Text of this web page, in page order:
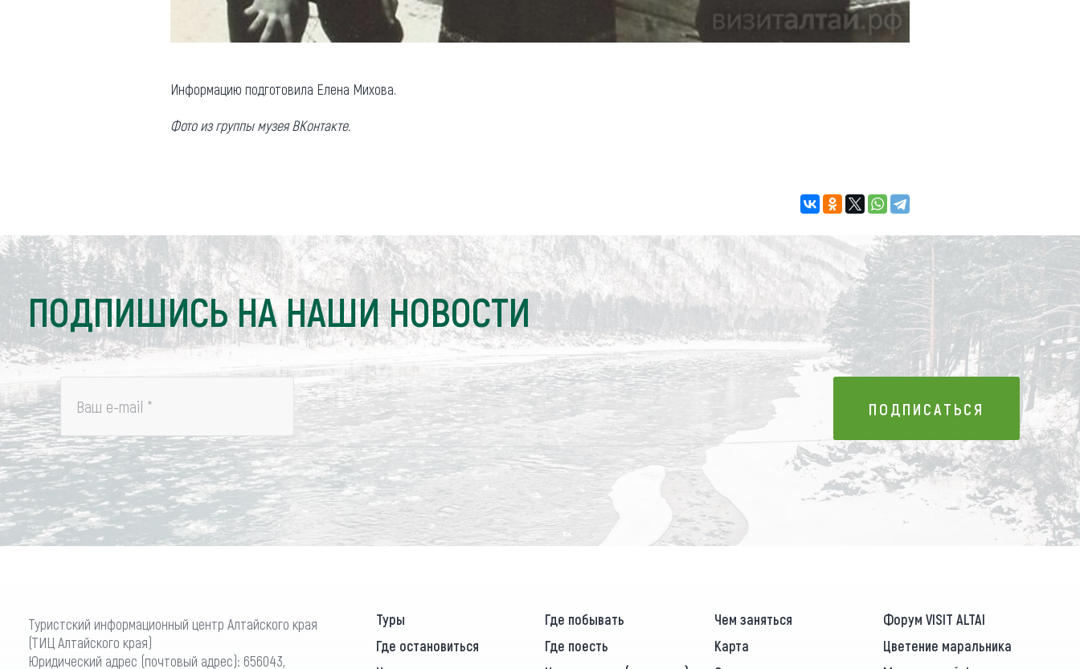
Информацию подготовила Елена Михова.
Фото из группы музея ВКонтакте.
ПОДПИШИСЬ НА НАШИ НОВОСТИ
Ваш e-mail * ПОДПИСАТЬСЯ
ПОДПИСАТЬСЯ
Туристский информационный центр Алтайского края
(ТИЦ Алтайского края)
Юридический адрес (почтовый адрес): 656043,
Туры Где побывать Чем заняться
Форум VISIT ALTAI
Где остановиться
Где поесть Карта
Цветение маральника